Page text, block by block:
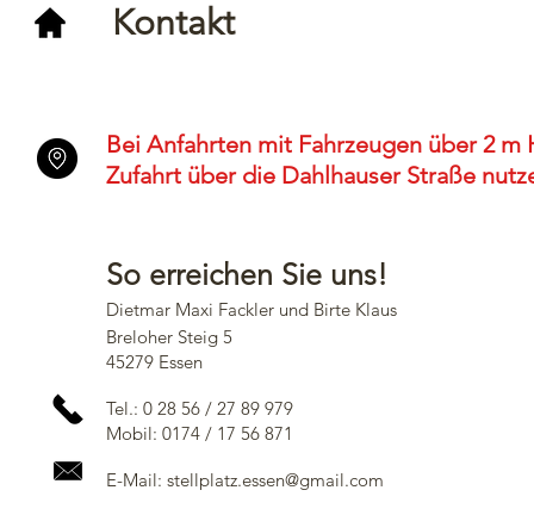
Kontakt
Bei Anfahrten mit Fahrzeugen über 2 m
Zufahrt über die Dahlhauser Straße
So erreichen Sie uns!
Dietmar Maxi Fackler und Birte Klaus
Breloher Steig 5
45279 Essen
Tel.: 0 28 56 / 27 89 979
Mobil: 0174 / 17 56 871
E-Mail: stellplatz.essen@gmail.com